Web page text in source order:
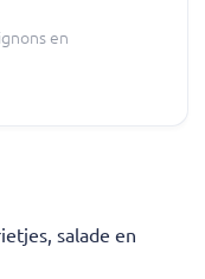
en
salade en